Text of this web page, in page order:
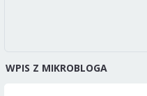
WPIS Z MIKROBLOGA